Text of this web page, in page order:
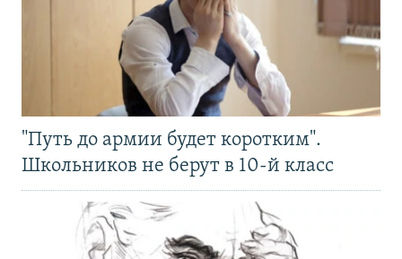
"Путь до армии будет коротким".
Школьников не берут в 10-й класс